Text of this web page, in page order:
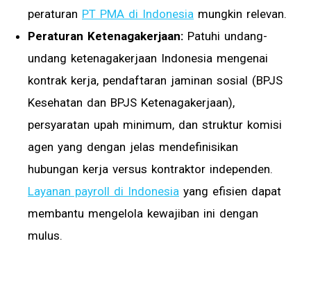
peraturan PT PMA di Indonesia mungkin relevan.
Peraturan Ketenagakerjaan: Patuhi undang-
undang ketenagakerjaan Indonesia mengenai
kontrak kerja, pendaftaran jaminan sosial (BPJS
Kesehatan dan BPJS Ketenagakerjaan),
persyaratan upah minimum, dan struktur komisi
agen yang dengan jelas mendefinisikan
hubungan kerja versus kontraktor independen.
Layanan payroll di Indonesia yang efisien dapat
membantu mengelola kewajiban ini dengan
mulus.